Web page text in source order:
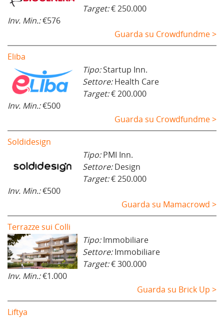
Target:€ 250.000
Inv. Min.:€576
Guarda su Crowdfundme >
Eliba
Tipo:Startup Inn.
Settore:Health Care
Target:€ 200.000
Inv. Min.:€500
Guarda su Crowdfundme >
Soldidesign
Tipo:PMI Inn.
Settore:Design
Target:€ 250.000
Inv. Min.:€500
Guarda su Mamacrowd >
Terrazze sui Colli
Tipo:Immobiliare
Settore:Immobiliare
Target:€ 300.000
Inv. Min.:€1.000
Guarda su Brick Up >
Liftya